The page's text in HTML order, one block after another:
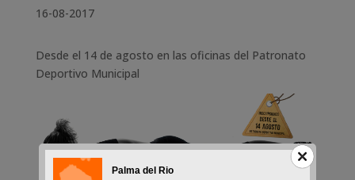
16-08-2017
Desde el 14 de agosto en las oficinas del Patronato
Deportivo Municipal
Palma del Rio